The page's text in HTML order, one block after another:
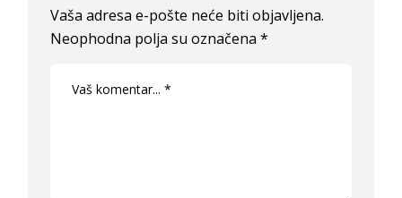
Vaša adresa e-pošte neće biti objavljena.
Neophodna polja su označena*